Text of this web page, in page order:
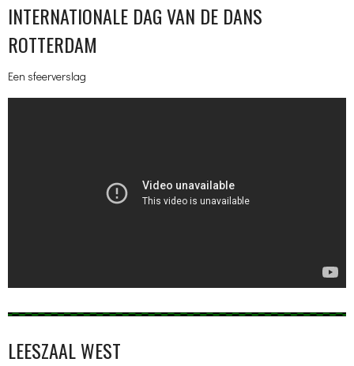
INTERNATIONALE DAG VAN DE DANS
ROTTERDAM
Een sfeerverslag
LEESZAAL WEST